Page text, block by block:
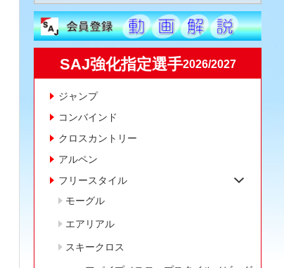
SAJ強化指定選手2026/2027
ジャンプ
コンバインド
クロスカントリー
アルペン
フリースタイル
モーグル
エアリアル
スキークロス